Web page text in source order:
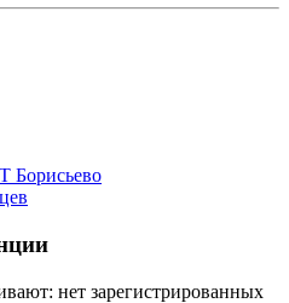
нет зарегистрированных